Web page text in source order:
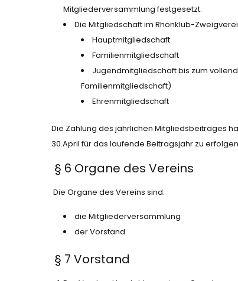
Mitgliederversammlung festgesetzt.
Die Mitgliedschaft im Rhönklub-
Hauptmitgliedschaft
Familienmitgliedschaft
Jugendmitgliedschaft bis zum
Familienmitgliedschaft)
Ehrenmitgliedschaft
Die Zahlung des jährlichen Mitgliedsbeitrages
30.April für das laufende Beitragsjahr zu
§ 6 Organe des Vereins
Die Organe des Vereins sind:
die Mitgliederversammlung
der Vorstand
§ 7 Vorstand